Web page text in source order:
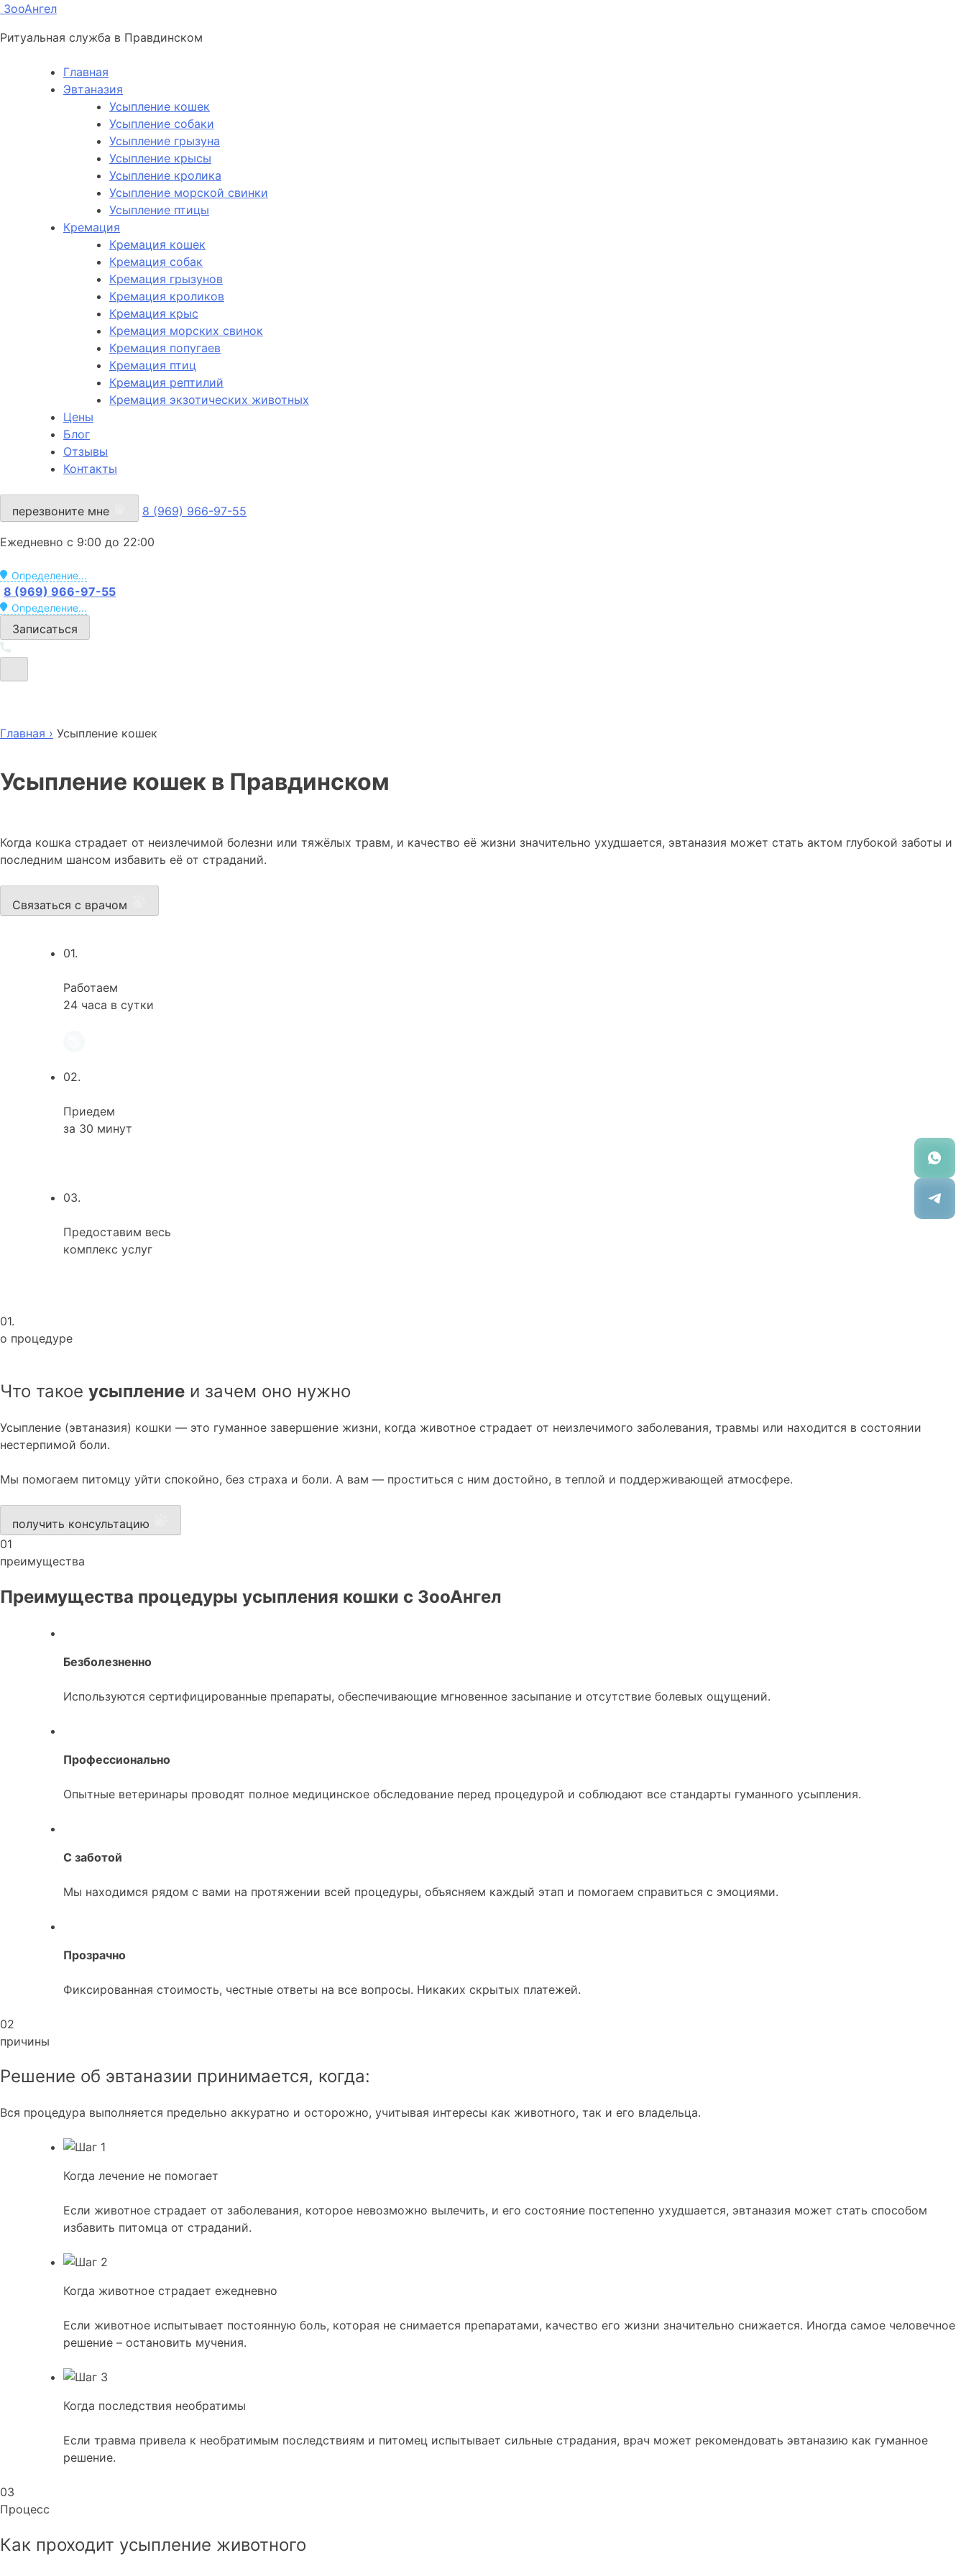
ЗооАнгел
Ритуальная служба в Правдинском
Главная
Эвтаназия
Усыпление кошек
Усыпление собаки
Усыпление грызуна
Усыпление крысы
Усыпление кролика
Усыпление морской свинки
Усыпление птицы
Кремация
Кремация кошек
Кремация собак
Кремация грызунов
Кремация кроликов
Кремация крыс
Кремация морских свинок
Кремация попугаев
Кремация птиц
Кремация рептилий
Кремация экзотических животных
Цены
Блог
Отзывы
Контакты
перезвоните мне 8 (969) 966-97-55
Ежедневно с 9:00 до 22:00
Определение...
8 (969) 966-97-55
Определение...
Записаться
Главная › Усыпление кошек
Усыпление кошек в Правдинском
Когда кошка страдает от неизлечимой болезни или тяжёлых травм, и качество её жизни значительно ухудшается, эвтаназия может стать актом глубокой заботы и
последним шансом избавить её от страданий.
Связаться с врачом
01.
Работаем
24 часа в сутки
02.
Приедем
за 30 минут
03.
Предоставим весь
комплекс услуг
01.
о процедуре
Что такое усыпление и зачем оно нужно
Усыпление (эвтаназия) кошки — это гуманное завершение жизни, когда животное страдает от неизлечимого заболевания, травмы или находится в состоянии
нестерпимой боли.
Мы помогаем питомцу уйти спокойно, без страха и боли. А вам — проститься с ним достойно, в теплой и поддерживающей атмосфере.
получить консультацию
01
преимущества
Преимущества процедуры усыпления кошки с ЗооАнгел
Безболезненно
Используются сертифицированные препараты, обеспечивающие мгновенное засыпание и отсутствие болевых ощущений.
Профессионально
Опытные ветеринары проводят полное медицинское обследование перед процедурой и соблюдают все стандарты гуманного усыпления.
С заботой
Мы находимся рядом с вами на протяжении всей процедуры, объясняем каждый этап и помогаем справиться с эмоциями.
Прозрачно
Фиксированная стоимость, честные ответы на все вопросы. Никаких скрытых платежей.
02
причины
Решение об эвтаназии принимается, когда:
Вся процедура выполняется предельно аккуратно и осторожно, учитывая интересы как животного, так и его владельца.
Когда лечение не помогает
Если животное страдает от заболевания, которое невозможно вылечить, и его состояние постепенно ухудшается, эвтаназия может стать способом
избавить питомца от страданий.
Когда животное страдает ежедневно
Если животное испытывает постоянную боль, которая не снимается препаратами, качество его жизни значительно снижается. Иногда самое человечное
решение – остановить мучения.
Когда последствия необратимы
Если травма привела к необратимым последствиям и питомец испытывает сильные страдания, врач может рекомендовать эвтаназию как гуманное
решение.
03
Процесс
Как проходит усыпление животного